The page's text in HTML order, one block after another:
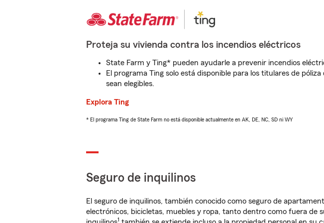
Proteja su vivienda contra los incendios eléctricos
State Farm y Ting* pueden ayudarle a prevenir incendios
El programa Ting solo está disponible para los titulares de
sean elegibles.
Explora Ting
* El programa Ting de State Farm no está disponible actualmente en AK, DE, NC, SD ni WY
Seguro de inquilinos
El seguro de inquilinos, también conocido como seguro de
electrónicos, bicicletas, muebles y ropa, tanto dentro como fuera de
1